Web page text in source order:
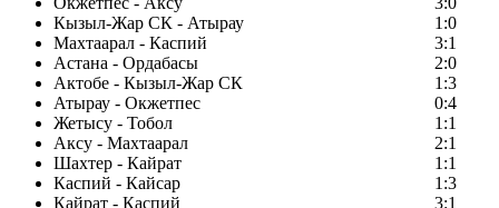
Кызыл-Жар СК - Атырау
1:0
Махтаарал - Каспий
3:1
Астана - Ордабасы
2:0
Актобе - Кызыл-Жар СК
1:3
Атырау - Окжетпес
0:4
Жетысу - Тобол
1:1
Аксу - Махтаарал
2:1
Шахтер - Кайрат
1:1
Каспий - Кайсар
1:3
Кайрат - Каспий
3:1